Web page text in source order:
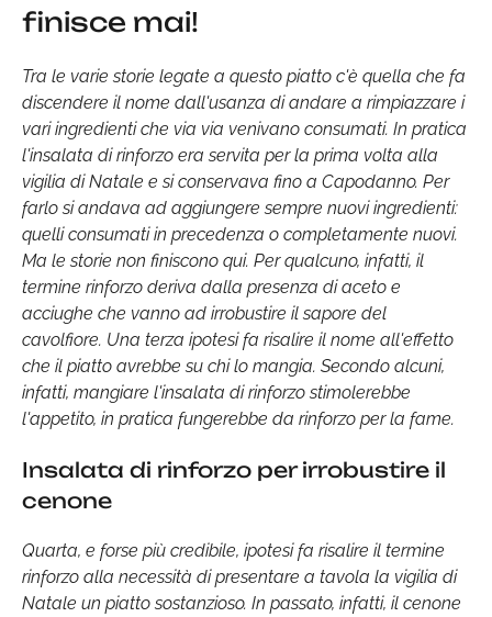
finisce mai!
Tra le varie storie legate a questo piatto c'è quella che fa
discendere il nome dall'usanza di andare a rimpiazzare i
vari ingredienti che via via venivano consumati. In pratica
l'insalata di rinforzo era servita per la prima volta alla
vigilia di Natale e si conservava fino a Capodanno. Per
farlo si andava ad aggiungere sempre nuovi ingredienti:
quelli consumati in precedenza o completamente nuovi.
Ma le storie non finiscono qui. Per qualcuno, infatti, il
termine rinforzo deriva dalla presenza di aceto e
acciughe che vanno ad irrobustire il sapore del
cavolfiore. Una terza ipotesi fa risalire il nome all'effetto
che il piatto avrebbe su chi lo mangia. Secondo alcuni,
infatti, mangiare l'insalata di rinforzo stimolerebbe
l'appetito, in pratica fungerebbe da rinforzo per la fame.
Insalata di rinforzo per irrobustire il
cenone
Quarta, e forse più credibile, ipotesi fa risalire il termine
rinforzo alla necessità di presentare a tavola la vigilia di
Natale un piatto sostanzioso. In passato, infatti, il cenone